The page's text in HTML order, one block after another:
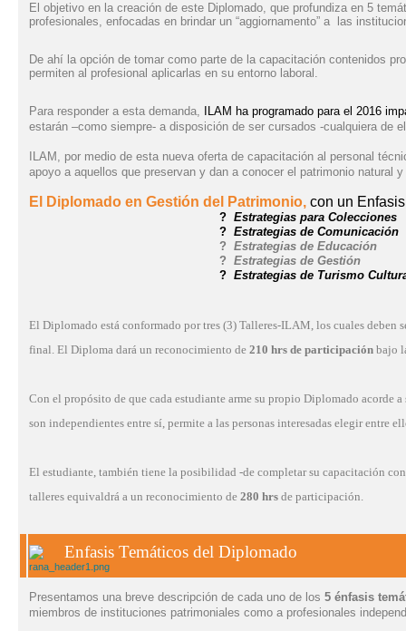
El objetivo en la creación de este Diplomado, que profundiza en 5
profesionales, enfocadas en brindar un “aggiornamento” a las
De ahí la opción de tomar como parte de la capacitación contenidos
permiten al profesional aplicarlas en su entorno laboral.
Para responder a esta demanda,
ILAM ha programado para el 2016
estarán –como siempre- a disposición de ser cursados -cualquiera de
ILAM, por medio de esta nueva oferta de capacitación al personal
apoyo a aquellos que preservan y dan a conocer el patrimonio natural
El Diplomado en Gestión del Patrimonio, con un
? Estrategias para Colecciones
? Estrategias de Comunicación
? Estrategias de Educación
? Estrategias de Gestión
? Estrategias de Turismo
El Diplomado está conformado por tres (3) Talleres-ILAM, los cuales deben
final. El Diploma dará un reconocimiento de 210 hrs de participación bajo
Con el propósito de que cada estudiante arme su propio Diplomado acorde
son independientes entre sí, permite a las personas interesadas elegir entre
El estudiante, también tiene la posibilidad -de completar su capacitación
talleres equivaldrá a un reconocimiento de 280 hrs de participación.
Enfasis Temáticos del Diplomado
Presentamos una breve descripción de cada uno de los 5 énfasis
miembros de instituciones patrimoniales como a profesionales